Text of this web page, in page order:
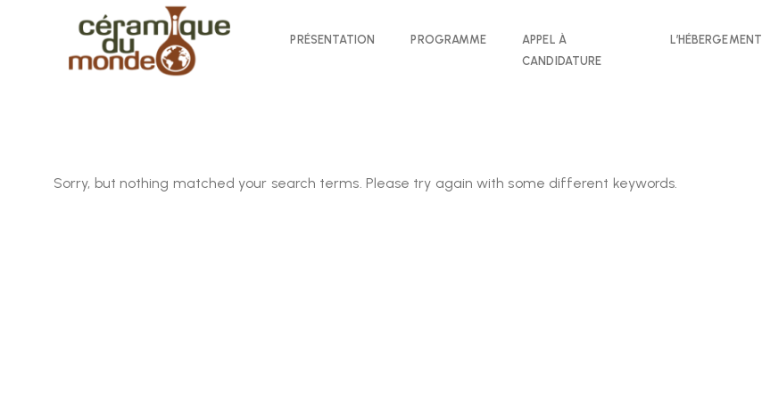
PRÉSENTATION PROGRAMME
APPEL À
CANDIDATURE
L’HÉBERGEMENT
Sorry, but nothing matched your search terms. Please try again with some different keywords.